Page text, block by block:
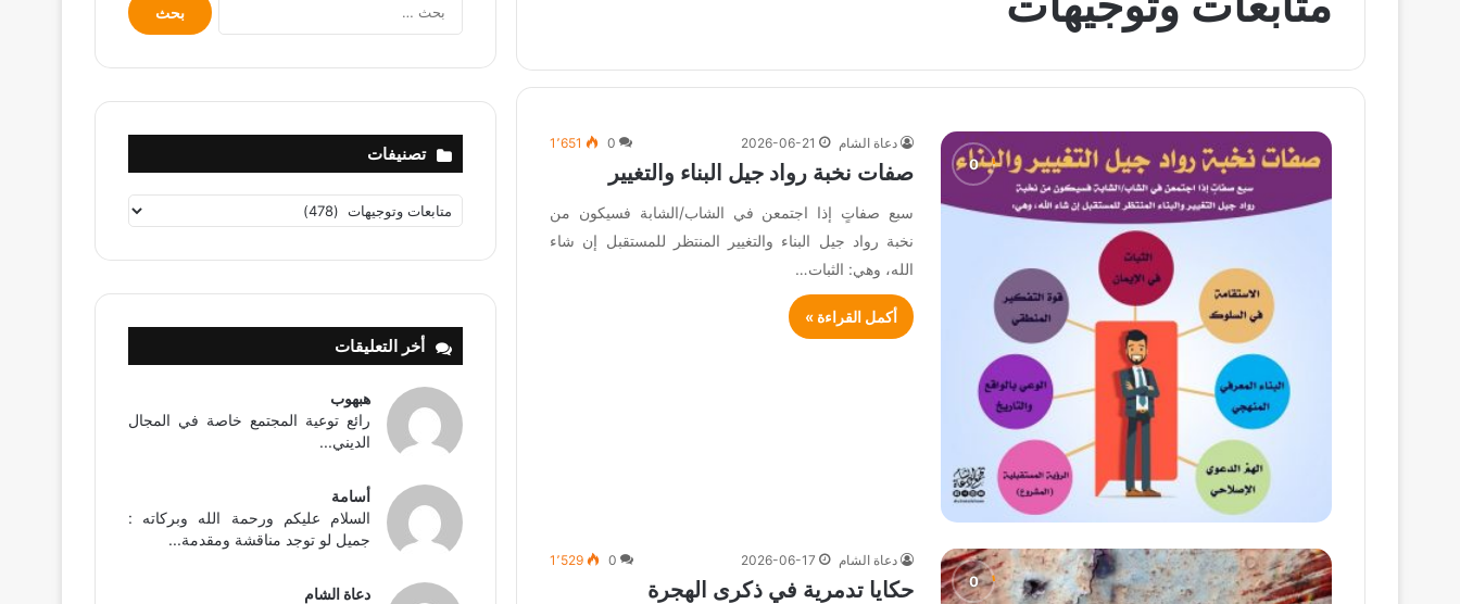
دعاة الشام 2026-06-21
0 1٬651
صفات نخبة رواد جيل البناء والتغيير
سبع صفاتٍ إذا اجتمعن في الشاب/الشابة فسيكون من
نخبة رواد جيل البناء والتغيير المنتظر للمستقبل إن شاء
الله، وهي: الثبات…
أكمل القراءة »
دعاة الشام 2026-06-17
0 1٬529
حكايا تدمرية في ذكرى الهجرة
عن:
تصنيفات
تصنيفات
أخر التعليقات
هبهوب
رائع توعية المجتمع خاصة في المجال
الديني...
أسامة
السلام عليكم ورحمة الله وبركاته :
جميل لو توجد مناقشة ومقدمة...
دعاة الشام